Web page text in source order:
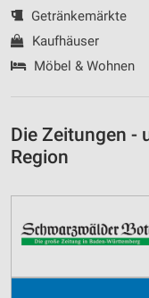
Getränkemärkte
Kaufhäuser
Möbel & Wohnen
Die Zeitungen -
Region